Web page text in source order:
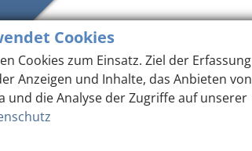
Teilen
Cookies
Cookies zum Einsatz. Ziel der Erfassung
Anzeigen und Inhalte, das Anbieten von
und die Analyse der Zugriffe auf unserer